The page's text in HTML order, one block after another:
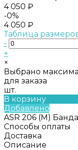
4 050 ₽
-0%
4 050 ₽
Таблица
-
+
×
Выбрано
для заказа
шт.
В корзину
Добавлено
ASR 206 (M)
Способы оплаты
Доставка
Описание